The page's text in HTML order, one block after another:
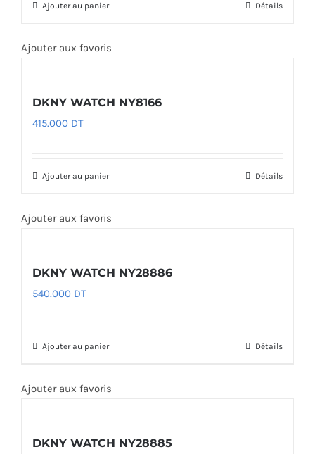
Ajouter au panier Détails
Ajouter aux favoris
DKNY WATCH NY8166
415.000 DT
Ajouter au panier Détails
Ajouter aux favoris
DKNY WATCH NY28886
540.000 DT
Ajouter au panier Détails
Ajouter aux favoris
DKNY WATCH NY28885